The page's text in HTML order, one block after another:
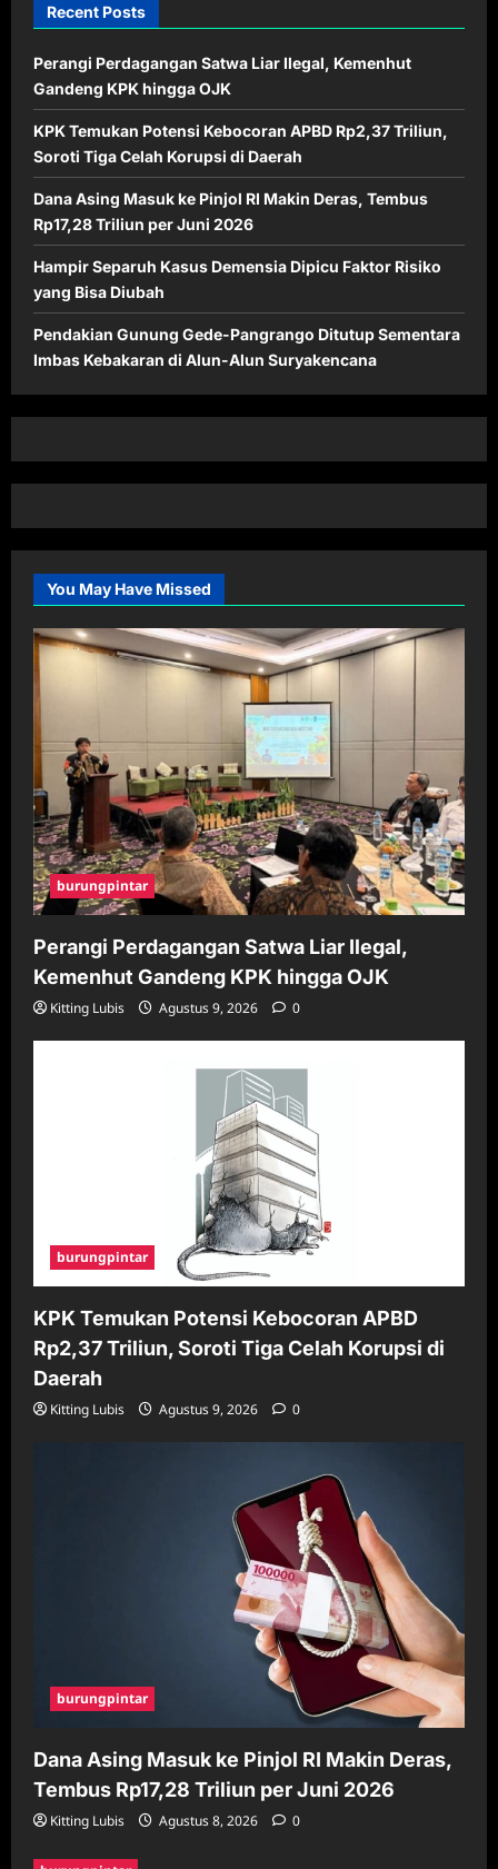
Recent Posts
Perangi Perdagangan Satwa Liar Ilegal, Kemenhut
Gandeng KPK hingga OJK
KPK Temukan Potensi Kebocoran APBD Rp2,37 Triliun,
Soroti Tiga Celah Korupsi di Daerah
Dana Asing Masuk ke Pinjol RI Makin Deras, Tembus
Rp17,28 Triliun per Juni 2026
Hampir Separuh Kasus Demensia Dipicu Faktor Risiko
yang Bisa Diubah
Pendakian Gunung Gede-Pangrango Ditutup Sementara
Imbas Kebakaran di Alun-Alun Suryakencana
You May Have Missed
burungpintar
Perangi Perdagangan Satwa Liar Ilegal,
Kemenhut Gandeng KPK hingga OJK
Kitting Lubis Agustus 9, 2026 0
burungpintar
KPK Temukan Potensi Kebocoran APBD
Rp2,37 Triliun, Soroti Tiga Celah Korupsi di
Daerah
Kitting Lubis Agustus 9, 2026 0
burungpintar
Dana Asing Masuk ke Pinjol RI Makin Deras,
Tembus Rp17,28 Triliun per Juni 2026
Kitting Lubis Agustus 8, 2026 0